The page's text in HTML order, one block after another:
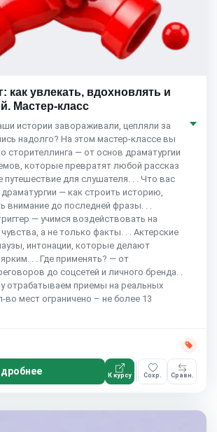
как увлекать, вдохновлять и
Мастер-класс
истории завораживали, цепляли за
надолго? На этом мастер-классе вы
сторителлинга — от основ драматургии
которые превратят любой рассказ
для слушателя. . . Что вас
— как строить историю,
внимание до последней фразы. . .
— учимся воздействовать на
а не только факты. . . Актерские
интонации, которые делают
. . Где применять? — от
до соцсетей и личного бренда. .
отрабатываем приемы на реальных
во мест ограничено – не более 13
К курсу Сохр. Сравн.